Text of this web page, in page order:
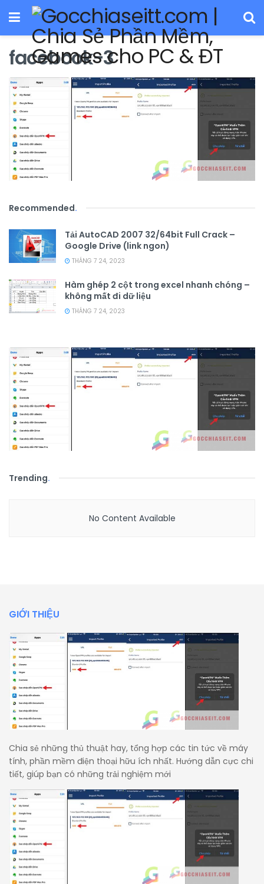
facebook-3
Recommended.
Tải AutoCAD 2007 32/64bit Full Crack –
Google Drive (link ngon)
THÁNG 7 24, 2023
Hàm ghép 2 cột trong excel nhanh chóng –
không mất đi dữ liệu
THÁNG 7 24, 2023
Trending.
No Content Available
GIỚI THIỆU
Chia sẻ những thủ thuật hay, tổng hợp các tin tức về máy
tính, phần mềm điện thoại hữu ích nhất. Hướng dẫn cực chi
tiết, giúp bạn có những trải nghiệm mới